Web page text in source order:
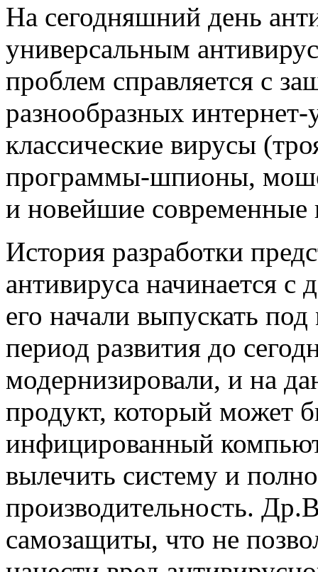
На сегодняшний день
универсальным
проблем справляется с
разнообразных
классические вирусы
программы-шпионы,
и новейшие
История разработки
антивируса начинается с
его начали выпускать
период развития до
модернизировали, и на
продукт, который может
инфицированный
вылечить систему и
производительность.
самозащиты, что не